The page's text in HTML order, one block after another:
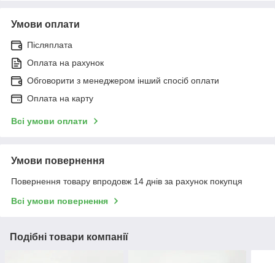
Умови оплати
Післяплата
Оплата на рахунок
Обговорити з менеджером інший спосіб оплати
Оплата на карту
Всі умови оплати
Умови повернення
Повернення товару впродовж 14 днів за рахунок покупця
Всі умови повернення
Подібні товари компанії